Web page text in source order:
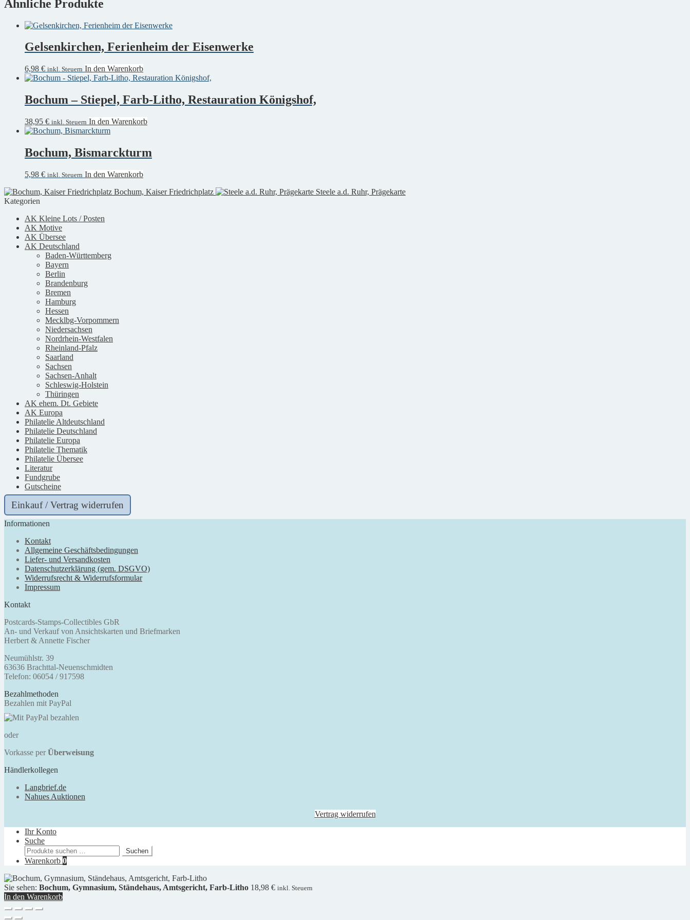
Ähnliche Produkte
Gelsenkirchen, Ferienheim der Eisenwerke
6,98 € inkl. Steuern In den Warenkorb
Bochum – Stiepel, Farb-Litho, Restauration Königshof,
38,95 € inkl. Steuern In den Warenkorb
Bochum, Bismarckturm
5,98 € inkl. Steuern In den Warenkorb
Bochum, Kaiser Friedrichplatz
Steele a.d. Ruhr, Prägekarte
Kategorien
AK Kleine Lots / Posten
AK Motive
AK Übersee
AK Deutschland
Baden-Württemberg
Bayern
Berlin
Brandenburg
Bremen
Hamburg
Hessen
Mecklbg-Vorpommern
Niedersachsen
Nordrhein-Westfalen
Rheinland-Pfalz
Saarland
Sachsen
Sachsen-Anhalt
Schleswig-Holstein
Thüringen
AK ehem. Dt. Gebiete
AK Europa
Philatelie Altdeutschland
Philatelie Deutschland
Philatelie Europa
Philatelie Thematik
Philatelie Übersee
Literatur
Fundgrube
Gutscheine
Einkauf / Vertrag widerrufen
Informationen
Kontakt
Allgemeine Geschäftsbedingungen
Liefer- und Versandkosten
Datenschutzerklärung (gem. DSGVO)
Widerrufsrecht & Widerrufsformular
Impressum
Kontakt
Postcards-Stamps-Collectibles GbR
An- und Verkauf von Ansichtskarten und Briefmarken
Herbert & Annette Fischer
Neumühlstr. 39
63636 Brachttal-Neuenschmidten
Telefon: 06054 / 917598
Bezahlmethoden
Bezahlen mit PayPal
oder
Vorkasse per Überweisung
Händlerkollegen
Langbrief.de
Nahues Auktionen
Vertrag widerrufen
Ihr Konto
Suche
Suchen
nach:
Suchen
Warenkorb 0
Sie sehen: Bochum, Gymnasium, Ständehaus, Amtsgericht, Farb-Litho 18,98 € inkl. Steuern
In den Warenkorb